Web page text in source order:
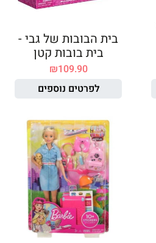
בית הבובות של גבי -
בית בובות קטן
₪109.90
לפרטים נוספים